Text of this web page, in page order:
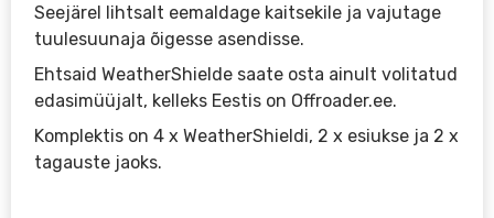
Seejärel lihtsalt eemaldage kaitsekile ja vajutage
tuulesuunaja õigesse asendisse.
Ehtsaid WeatherShielde saate osta ainult volitatud
edasimüüjalt, kelleks Eestis on Offroader.ee.
Komplektis on 4 x WeatherShieldi, 2 x esiukse ja 2 x
tagauste jaoks.